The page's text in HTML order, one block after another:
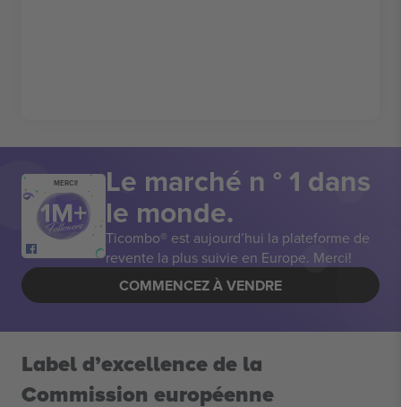
MERCI! Le marché n ° 1 dans
le monde.
Ticombo® est aujourd’hui la plateforme de
revente la plus suivie en Europe. Merci!
COMMENCEZ À VENDRE
Label d’excellence de la
Commission européenne